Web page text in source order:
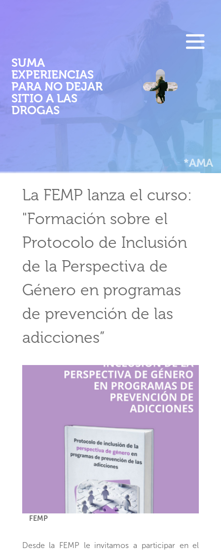
M
P
SUMA
EXPERIENCIAS
PARA NO DEJAR
SITIO A LAS
DROGAS
*AMA
La FEMP lanza el curso:
"Formación sobre el
Protocolo de Inclusión
de la Perspectiva de
Género en programas
de prevención de las
adicciones”
FEMP
Desde la FEMP le invitamos a participar en el